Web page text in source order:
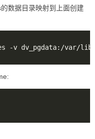
数据目录映射到上面创建
-v dv_pgdata:/var/lib/